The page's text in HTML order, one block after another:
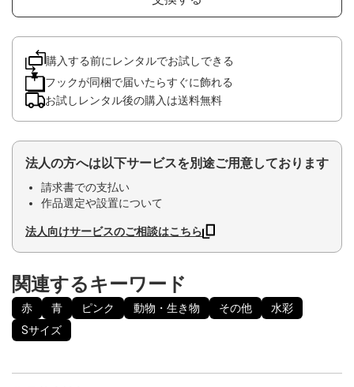
購入する前にレンタルでお試しできる
フックが同梱で届いたらすぐに飾れる
お試しレンタル後の購入は送料無料
法人の方へは以下サービスを別途ご用意しております
請求書での支払い
作品選定や設置について
法人向けサービスのご相談はこちら
関連するキーワード
赤 青 ピンク 動物・生き物 その他
水彩
Sサイズ